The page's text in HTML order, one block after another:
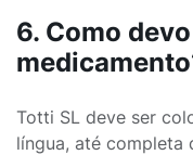
6. Como
Totti SL deve ser
língua, até completa